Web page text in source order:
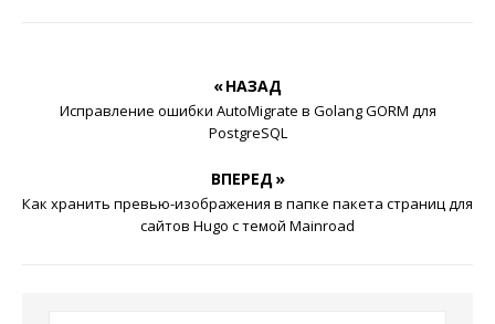
« НАЗАД
Исправление ошибки AutoMigrate в Golang GORM для
PostgreSQL
ВПЕРЕД »
Как хранить превью-изображения в папке пакета страниц для
сайтов Hugo с темой Mainroad